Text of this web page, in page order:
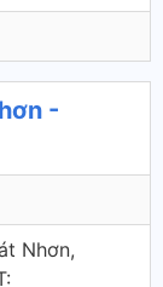
-
Nhơn,